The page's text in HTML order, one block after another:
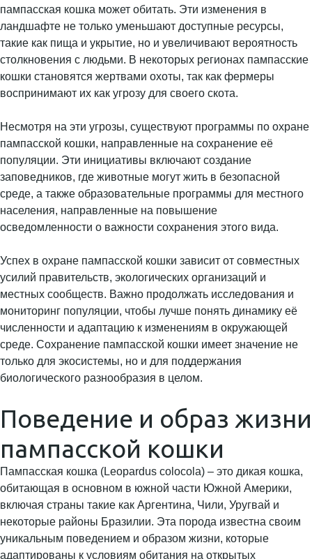
пампасская кошка может обитать. Эти изменения в
ландшафте не только уменьшают доступные ресурсы,
такие как пища и укрытие, но и увеличивают вероятность
столкновения с людьми. В некоторых регионах пампасские
кошки становятся жертвами охоты, так как фермеры
воспринимают их как угрозу для своего скота.
Несмотря на эти угрозы, существуют программы по охране
пампасской кошки, направленные на сохранение её
популяции. Эти инициативы включают создание
заповедников, где животные могут жить в безопасной
среде, а также образовательные программы для местного
населения, направленные на повышение
осведомленности о важности сохранения этого вида.
Успех в охране пампасской кошки зависит от совместных
усилий правительств, экологических организаций и
местных сообществ. Важно продолжать исследования и
мониторинг популяции, чтобы лучше понять динамику её
численности и адаптацию к изменениям в окружающей
среде. Сохранение пампасской кошки имеет значение не
только для экосистемы, но и для поддержания
биологического разнообразия в целом.
Поведение и образ жизни
пампасской кошки
Пампасская кошка (Leopardus colocola) – это дикая кошка,
обитающая в основном в южной части Южной Америки,
включая страны такие как Аргентина, Чили, Уругвай и
некоторые районы Бразилии. Эта порода известна своим
уникальным поведением и образом жизни, которые
адаптированы к условиям обитания на открытых